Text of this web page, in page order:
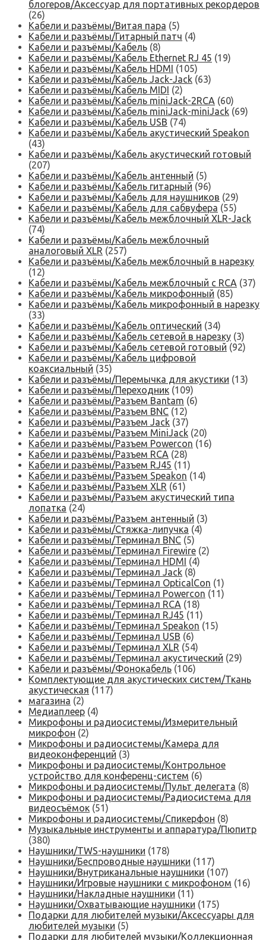
блогеров/Аксессуар для портативных рекордеров
(26)
Кабели и разъёмы/Витая пара (5)
Кабели и разъёмы/Гитарный патч (4)
Кабели и разъёмы/Кабель (8)
Кабели и разъёмы/Кабель Ethernet RJ 45 (19)
Кабели и разъёмы/Кабель HDMI (105)
Кабели и разъёмы/Кабель Jack-Jack (63)
Кабели и разъёмы/Кабель MIDI (2)
Кабели и разъёмы/Кабель miniJack-2RCA (60)
Кабели и разъёмы/Кабель miniJack-miniJack (69)
Кабели и разъёмы/Кабель USB (74)
Кабели и разъёмы/Кабель акустический Speakon
(43)
Кабели и разъёмы/Кабель акустический готовый
(207)
Кабели и разъёмы/Кабель антенный (5)
Кабели и разъёмы/Кабель гитарный (96)
Кабели и разъёмы/Кабель для наушников (29)
Кабели и разъёмы/Кабель для сабвуфера (55)
Кабели и разъёмы/Кабель межблочный XLR-Jack
(74)
Кабели и разъёмы/Кабель межблочный
аналоговый XLR (257)
Кабели и разъёмы/Кабель межблочный в нарезку
(12)
Кабели и разъёмы/Кабель межблочный с RCA (37)
Кабели и разъёмы/Кабель микрофонный (85)
Кабели и разъёмы/Кабель микрофонный в нарезку
(33)
Кабели и разъёмы/Кабель оптический (34)
Кабели и разъёмы/Кабель сетевой в нарезку (3)
Кабели и разъёмы/Кабель сетевой готовый (92)
Кабели и разъёмы/Кабель цифровой
коаксиальный (35)
Кабели и разъёмы/Перемычка для акустики (13)
Кабели и разъёмы/Переходник (109)
Кабели и разъёмы/Разъем Bantam (6)
Кабели и разъёмы/Разъем BNC (12)
Кабели и разъёмы/Разъем Jack (37)
Кабели и разъёмы/Разъем MiniJack (20)
Кабели и разъёмы/Разъем Powercon (16)
Кабели и разъёмы/Разъем RCA (28)
Кабели и разъёмы/Разъем RJ45 (11)
Кабели и разъёмы/Разъем Speakon (14)
Кабели и разъёмы/Разъем XLR (61)
Кабели и разъёмы/Разъем акустический типа
лопатка (24)
Кабели и разъёмы/Разъем антенный (3)
Кабели и разъёмы/Стяжка-липучка (4)
Кабели и разъёмы/Терминал BNC (5)
Кабели и разъёмы/Терминал Firewire (2)
Кабели и разъёмы/Терминал HDMI (4)
Кабели и разъёмы/Терминал Jack (8)
Кабели и разъёмы/Терминал OpticalCon (1)
Кабели и разъёмы/Терминал Powercon (11)
Кабели и разъёмы/Терминал RCA (18)
Кабели и разъёмы/Терминал RJ45 (11)
Кабели и разъёмы/Терминал Speakon (15)
Кабели и разъёмы/Терминал USB (6)
Кабели и разъёмы/Терминал XLR (54)
Кабели и разъёмы/Терминал акустический (29)
Кабели и разъёмы/Фонокабель (106)
Комплектующие для акустических систем/Ткань
акустическая (117)
магазина (2)
Медиаплеер (4)
Микрофоны и радиосистемы/Измерительный
микрофон (2)
Микрофоны и радиосистемы/Камера для
видеоконференций (3)
Микрофоны и радиосистемы/Контрольное
устройство для конференц-систем (6)
Микрофоны и радиосистемы/Пульт делегата (8)
Микрофоны и радиосистемы/Радиосистема для
видеосъёмок (51)
Микрофоны и радиосистемы/Спикерфон (8)
Музыкальные инструменты и аппаратура/Пюпитр
(380)
Наушники/TWS-наушники (178)
Наушники/Беспроводные наушники (117)
Наушники/Внутриканальные наушники (107)
Наушники/Игровые наушники с микрофоном (16)
Наушники/Накладные наушники (11)
Наушники/Охватывающие наушники (175)
Подарки для любителей музыки/Аксессуары для
любителей музыки (5)
Подарки для любителей музыки/Коллекционная